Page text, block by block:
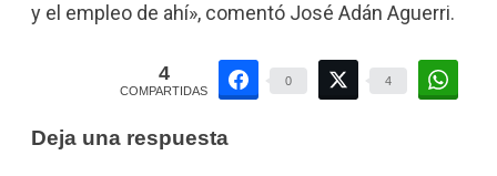
y el empleo de ahí», comentó José Adán Aguerri.
4
COMPARTIDAS
0 4
Deja una respuesta